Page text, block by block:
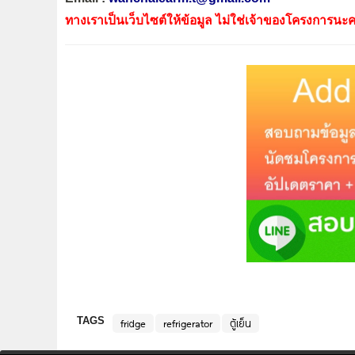
ทางเราเป็นเว็บไซต์ให้ข้อมูล ไม่ใช่เจ้าของโครงการนะ
TAGS fridge refrigerator ตู้เย็น